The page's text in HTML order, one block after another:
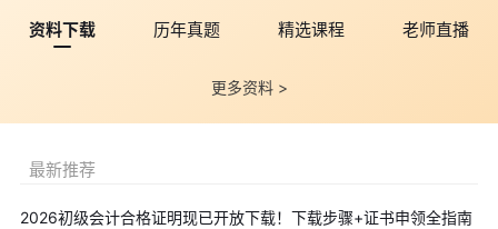
单科合格成绩不保留、不结转至下一年，未通过科目次年需要
点击进入>>
资料下载 历年真题 精选课程 老师直播
更多资料 >
最新推荐
2026初级会计合格证明现已开放下载！下载步骤+证书申领全指南